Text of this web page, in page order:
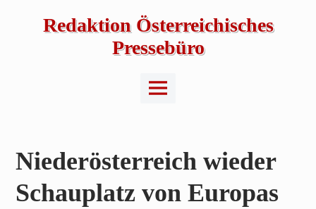
Redaktion Österreichisches
Pressebüro
Main
Menu
Niederösterreich wieder
Schauplatz von Europas